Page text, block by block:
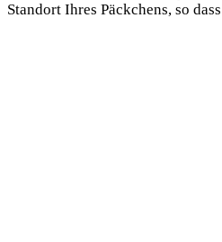
Standort Ihres Päckchens, so